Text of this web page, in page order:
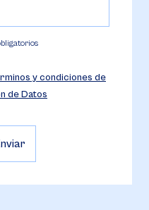
y condiciones de
de Datos